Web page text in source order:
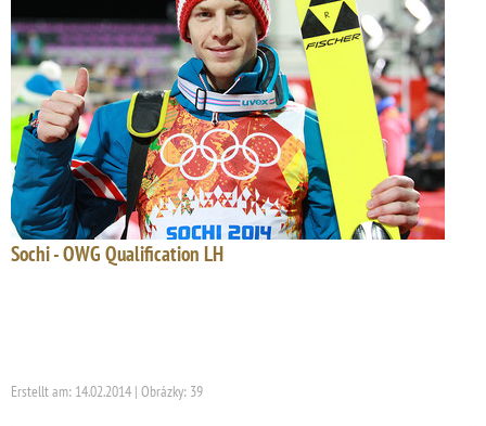
Sochi - OWG Qualification LH
Erstellt am: 14.02.2014 | Obrázky: 39